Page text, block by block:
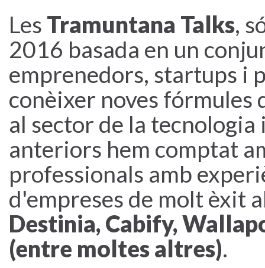
Les Tramuntana Talks,
2016 basada en un
emprenedors, startups i
conèixer noves fórmules
al sector de la
anteriors hem comptat
professionals amb
d'empreses de molt èxit
Destinia, Cabify,
(entre moltes altres).